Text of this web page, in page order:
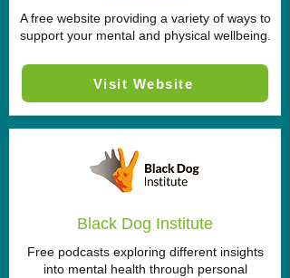
A free website providing a variety of ways to
support your mental and physical wellbeing.
Visit Website
Black Dog Institute
Free podcasts exploring different insights
into mental health through personal